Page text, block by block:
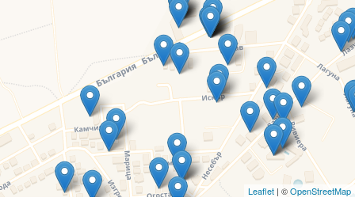
Leaflet | ©OpenStreetMap